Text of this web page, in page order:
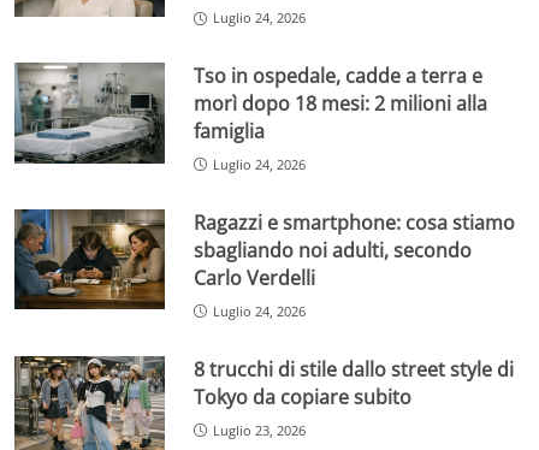
Luglio 24, 2026
Tso in ospedale, cadde a terra e
morì dopo 18 mesi: 2 milioni alla
famiglia
Luglio 24, 2026
Ragazzi e smartphone: cosa stiamo
sbagliando noi adulti, secondo
Carlo Verdelli
Luglio 24, 2026
8 trucchi di stile dallo street style di
Tokyo da copiare subito
Luglio 23, 2026